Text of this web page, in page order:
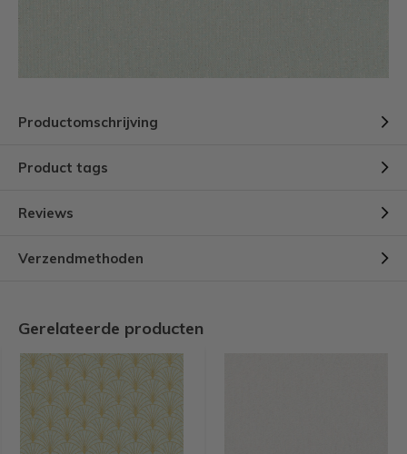
Productomschrijving
Product tags
Reviews
Verzendmethoden
Gerelateerde producten